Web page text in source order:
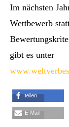
Im nächsten
Wettbewerb
gibt es unter
teilen
E-Mail